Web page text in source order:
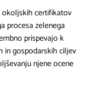
okoljskih certifikatov
procesa zelenega
prispevajo k
in gospodarskih ciljev
njene ocene